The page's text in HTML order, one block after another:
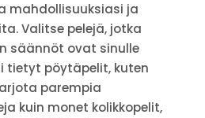
mahdollisuuksiasi ja
Valitse pelejä, jotka
säännöt ovat sinulle
tietyt pöytäpelit, kuten
parempia
kuin monet kolikkopelit,